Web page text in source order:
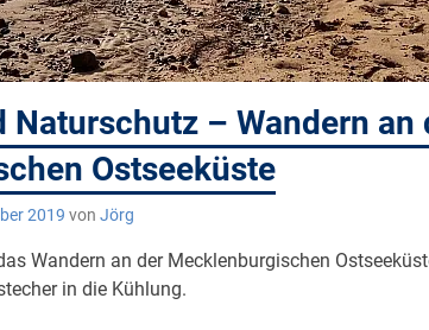
Naturschutz – Wandern an
Ostseeküste
2019 von Jörg
Wandern an der Mecklenburgischen
in die Kühlung.